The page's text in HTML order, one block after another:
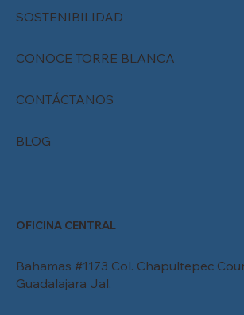
SOSTENIBILIDAD
CONOCE TORRE BLANCA
CONTÁCTANOS
BLOG
OFICINA CENTRAL
Bahamas #1173 Col. Chapultepec
Guadalajara Jal.